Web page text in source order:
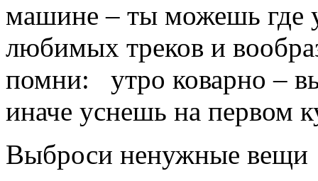
машине – ты можешь где
любимых треков и
помни: утро коварно –
иначе уснешь на первом
Выброси ненужные вещи